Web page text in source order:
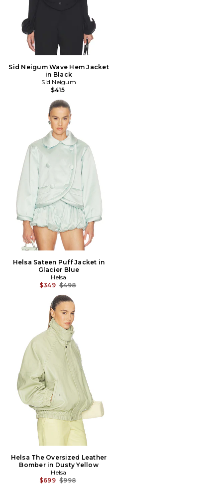
Sid Neigum Wave Hem Jacket
in Black
Sid Neigum
$415
Helsa Sateen Puff Jacket in
Glacier Blue
Helsa
$349 Prix Avant Réduction:
$498
Helsa The Oversized Leather
Bomber in Dusty Yellow
Helsa
$699 Prix Avant Réduction:
$998